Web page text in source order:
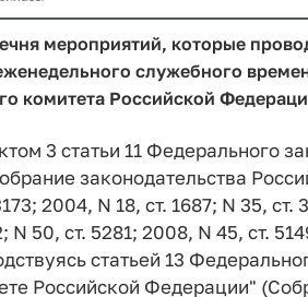
мероприятий, которые
служебного
комитета Российской
3 статьи 11 Федерального
законодательства
2004, N 18, ст. 1687; N 35,
N 50, ст. 5281; 2008, N 45, ст.
статьей 13
Российской Федерации"